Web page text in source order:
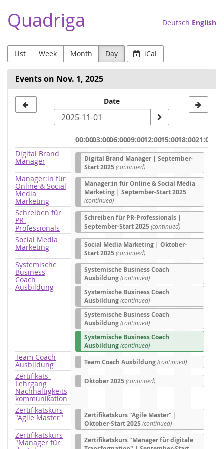
main
content
Quadriga Deutsch English
List Week Month Day iCal
Events on Nov. 1, 2025
to
display
Date
00:0003:0006:0009:0012:0015:0018:0021:00
Digital Brand
Manager
Digital Brand Manager | September-
Start 2025(continued)
Manager:in für
Online & Social
Media
Marketing
Manager:in für Online & Social Media
Marketing | September-Start 2025
(continued)
Schreiben für
PR-
Professionals
Schreiben für PR-Professionals |
September-Start 2025(continued)
Social Media
Marketing
Social Media Marketing | Oktober-
Start 2025(continued)
Systemische
Business
Coach
Ausbildung
Systemische Business Coach
Ausbildung(continued)
Systemische Business Coach
Ausbildung(continued)
Systemische Business Coach
Ausbildung(continued)
Systemische Business Coach
Ausbildung(continued)
Team Coach
Ausbildung Team Coach Ausbildung(continued)
Zertifikats-
Lehrgang
Nachhaltigkeits
kommunikation
Oktober 2025(continued)
Zertifikatskurs
"Agile Master"
Zertifikatskurs "Agile Master" |
Oktober-Start 2025(continued)
Zertifikatskurs
"Manager für
Zertifikatskurs "Manager für digitale